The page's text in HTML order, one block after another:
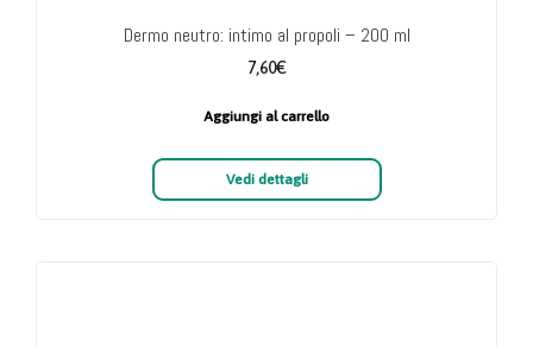
Dermo neutro: intimo al propoli – 200 ml
7,60€
Aggiungi al carrello
Vedi dettagli